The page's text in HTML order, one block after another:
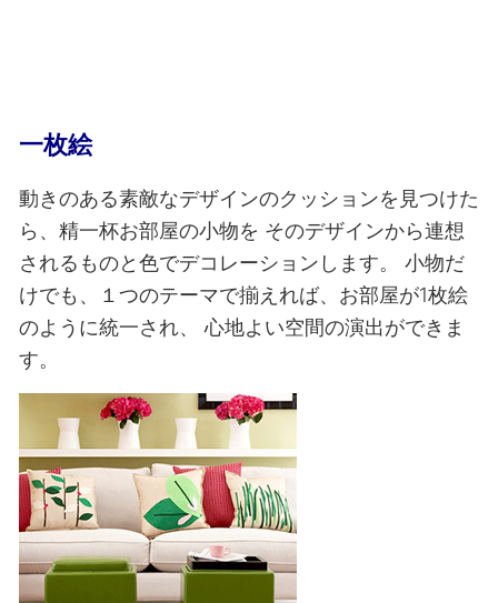
一枚絵
動きのある素敵なデザインのクッションを見つけた
ら、精一杯お部屋の小物を そのデザインから連想
されるものと色でデコレーションします。
小物だ
けでも、１つのテーマで揃えれば、お部屋が1枚絵
のように統一され、
心地よい空間の演出ができま
す。